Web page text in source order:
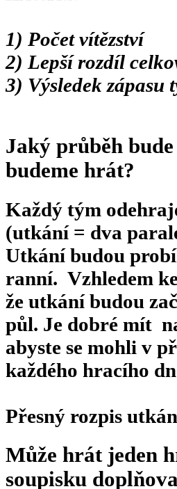
1) Počet vítězství
2) Lepší rozdíl
3) Výsledek zápasu
Jaký průběh
budeme hrát?
Každý tým
(utkání = dva
Utkání budou
ranní. Vzhledem
že utkání budou
půl. Je dobré mít
abyste se mohli v
každého hracího
Přesný rozpis
Může hrát jeden
soupisku